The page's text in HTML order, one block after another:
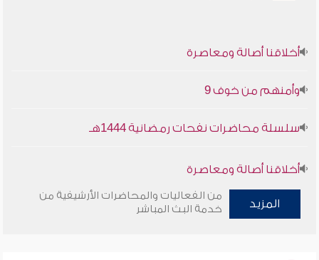
أخلاقنا أصالة ومعاصرة
وأمنهم من خوف 9
سلسلة محاضرات نفحات رمضانية 1444هـ
أخلاقنا أصالة ومعاصرة
وأمنهم من خوف 9
المزيد
من الفعاليات والمحاضرات الأرشيفية من
خدمة البث المباشر